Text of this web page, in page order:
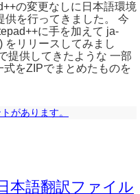
の変更なしに日本語環境
供を行ってきました。 今
に手を加えて ja-
をリリースしてみまし
提供してきたような 一部
をZIPでまとめたものを
があります。
本語翻訳ファイル